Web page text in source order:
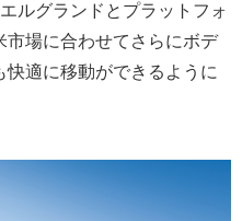
ルグランドとプラットフォ
市場に合わせてさらにボデ
快適に移動ができるように